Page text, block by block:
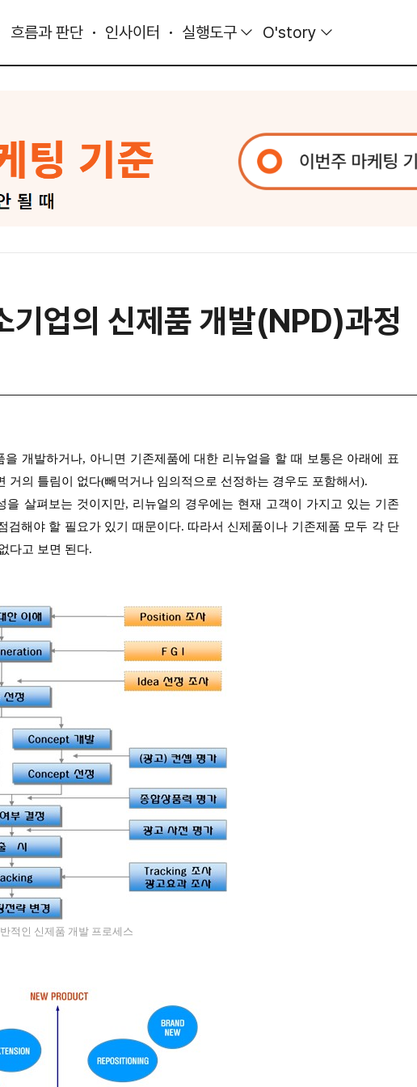
흐름과 판단 인사이터 실행도구 O'story
기업의 신제품 개발(NPD)과정
개발하거나, 아니면 기존제품에 대한 리뉴얼을 할 때 보통은 아래에 표
거의 틀림이 없다(빼먹거나 임의적으로 선정하는 경우도 포함해서).
살펴보는 것이지만, 리뉴얼의 경우에는 현재 고객이 가지고 있는 기존
검해야 할 필요가 있기 때문이다. 따라서 신제품이나 기존제품 모두 각 단
정은 거의 차이가 없다고 보면 된다.
적인 신제품 개발 프로세스